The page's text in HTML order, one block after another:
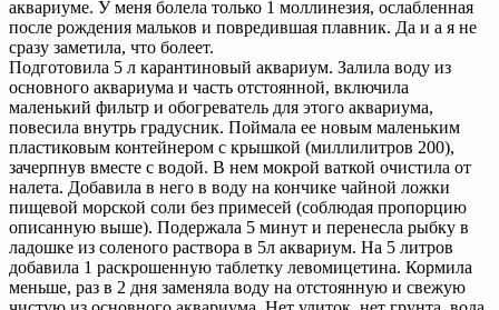
аквариуме. У меня болела только 1 моллинезия, ослабленная
после рождения мальков и повредившая плавник. Да и а я не
сразу заметила, что болеет.
Подготовила 5 л карантиновый аквариум. Залила воду из
основного аквариума и часть отстоянной, включила
маленький фильтр и обогреватель для этого аквариума,
повесила внутрь градусник. Поймала ее новым маленьким
пластиковым контейнером с крышкой (миллилитров 200),
зачерпнув вместе с водой. В нем мокрой ваткой очистила от
налета. Добавила в него в воду на кончике чайной ложки
пищевой морской соли без примесей (соблюдая пропорцию
описанную выше). Подержала 5 минут и перенесла рыбку в
ладошке из соленого раствора в 5л аквариум. На 5 литров
добавила 1 раскрошенную таблетку левомицетина. Кормила
меньше, раз в 2 дня заменяла воду на отстоянную и свежую